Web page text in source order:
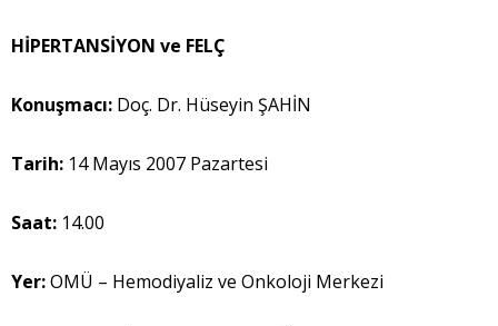
HİPERTANSİYON ve FELÇ
Konuşmacı: Doç. Dr. Hüseyin ŞAHİN
Tarih: 14 Mayıs 2007 Pazartesi
Saat: 14.00
Yer:OMÜ – Hemodiyaliz ve Onkoloji Merkezi